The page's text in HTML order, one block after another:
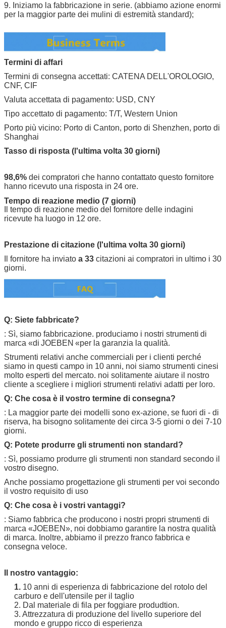
9. Iniziamo la fabbricazione in serie. (abbiamo azione enormi
per la maggior parte dei mulini di estremità standard);
Termini di affari
Termini di consegna accettati: CATENA DELL'OROLOGIO,
CNF, CIF
Valuta accettata di pagamento: USD, CNY
Tipo accettato di pagamento: T/T, Western Union
Porto più vicino: Porto di Canton, porto di Shenzhen, porto di
Shanghai
Tasso di risposta (l'ultima volta 30 giorni)
98,6% dei compratori che hanno contattato questo fornitore
hanno ricevuto una risposta in 24 ore.
Tempo di reazione medio (7 giorni)
Il tempo di reazione medio del fornitore delle indagini
ricevute ha luogo in 12 ore.
Prestazione di citazione (l'ultima volta 30 giorni)
Il fornitore ha inviato a 33 citazioni ai compratori in ultimo i 30
giorni.
Q: Siete fabbricate?
: Sì, siamo fabbricazione. produciamo i nostri strumenti di
marca «di JOEBEN «per la garanzia la qualità.
Strumenti relativi anche commerciali per i clienti perché
siamo in questi campo in 10 anni, noi siamo strumenti cinesi
molto esperti del mercato. noi solitamente aiutare il nostro
cliente a scegliere i migliori strumenti relativi adatti per loro.
Q: Che cosa è il vostro termine di consegna?
: La maggior parte dei modelli sono ex-azione, se fuori di - di
riserva, ha bisogno solitamente dei circa 3-5 giorni o dei 7-10
giorni.
Q: Potete produrre gli strumenti non standard?
: Sì, possiamo produrre gli strumenti non standard secondo il
vostro disegno.
Anche possiamo progettazione gli strumenti per voi secondo
il vostro requisito di uso
Q: Che cosa è i vostri vantaggi?
: Siamo fabbrica che producono i nostri propri strumenti di
marca «JOEBEN», noi dobbiamo garantire la nostra qualità
di marca. Inoltre, abbiamo il prezzo franco fabbrica e
consegna veloce.
Il nostro vantaggio:
1. 10 anni di esperienza di fabbricazione del rotolo del
carburo e dell'utensile per il taglio
2. Dal materiale di fila per foggiare produdtion.
3. Attrezzatura di produzione del livello superiore del
mondo e gruppo ricco di esperienza